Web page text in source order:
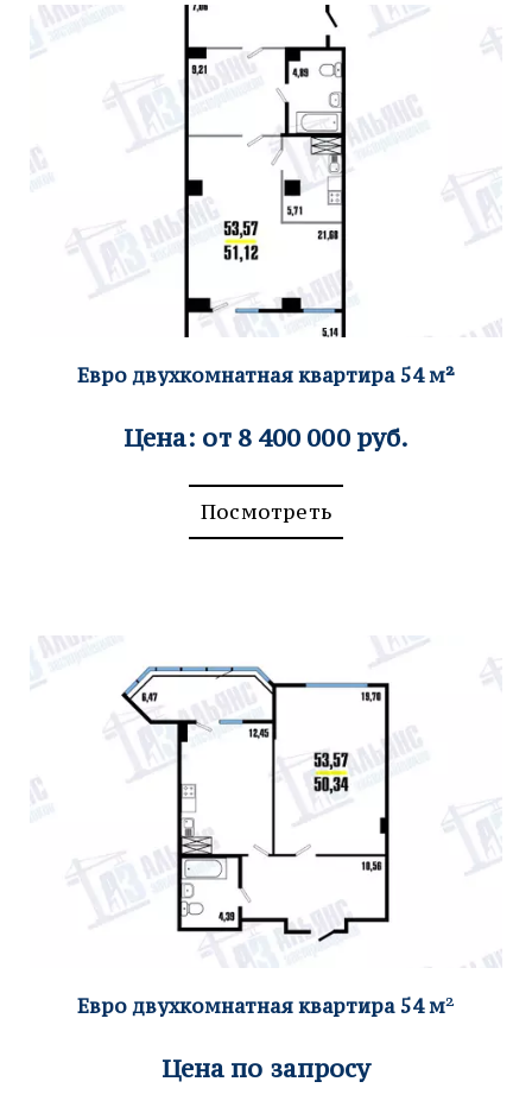
Евро двухкомнатная квартира 54м²
Цена: от 8 400 000 руб.
Посмотреть
Евро двухкомнатная квартира 54м²
Цена по запросу